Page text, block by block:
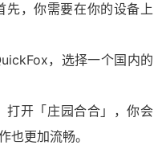
，你需要在你的设备上
，选择一个国内的
开「庄园合合」，你会
也更加流畅。